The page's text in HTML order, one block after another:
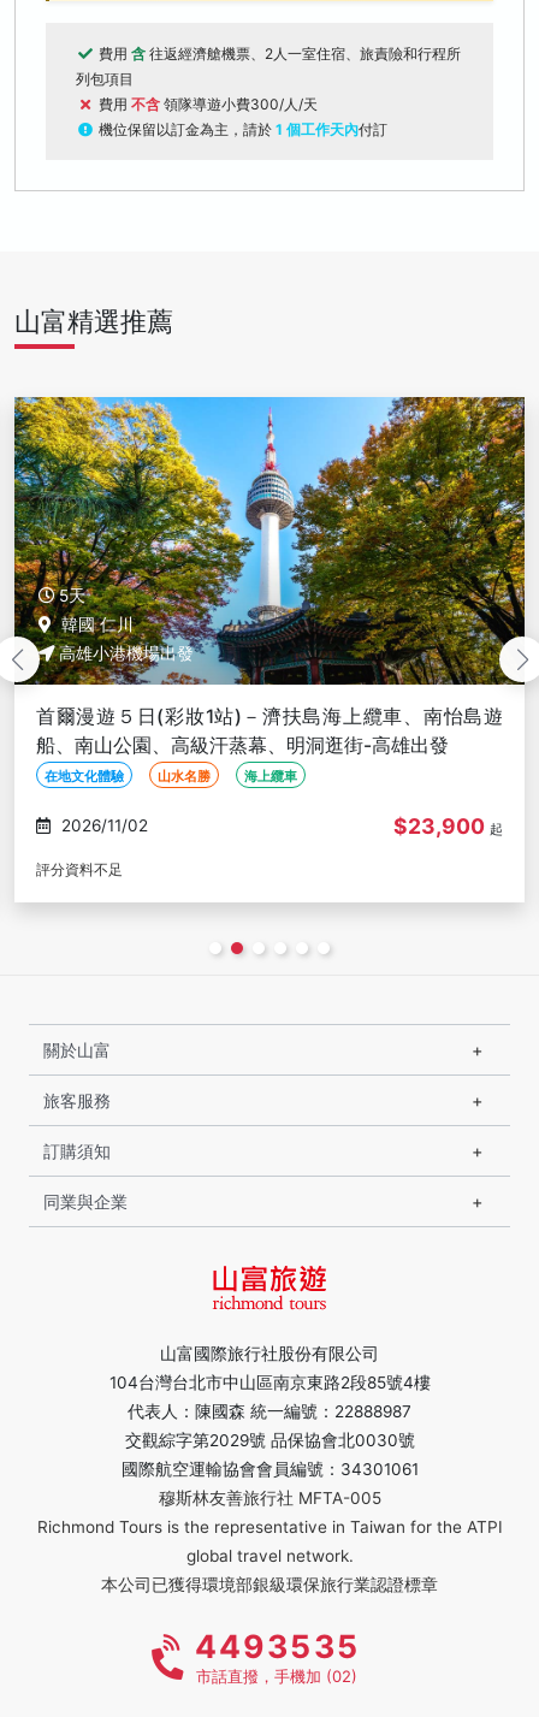
費用 含 往返經濟艙機票、2人一室住宿、旅責險和行程所
列包項目
費用 不含 領隊導遊小費300/人/天
機位保留以訂金為主，請於 1 個工作天內付訂
山富精選推薦
5天
韓國 仁川
高雄小港機場出發
首爾漫遊５日(彩妝1站)－濟扶島海上纜車、南怡島遊
船、南山公園、高級汗蒸幕、明洞逛街-高雄出發
在地文化體驗 山水名勝 海上纜車
2026/11/02 $23,900 起
評分資料不足
山富國際旅行社股份有限公司
104台灣台北市中山區南京東路2段85號4樓
代表人：陳國森 統一編號：22888987
交觀綜字第2029號 品保協會北0030號
國際航空運輸協會會員編號：34301061
穆斯林友善旅行社 MFTA-005
Richmond Tours is the representative in Taiwan for the ATPI
global travel network.
本公司已獲得環境部銀級環保旅行業認證標章
關於山富
旅客服務
訂購須知
同業與企業
4493535
市話直撥，手機加 (02)